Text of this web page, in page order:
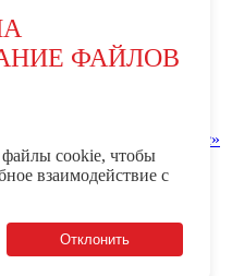
Российской
Федерации
уровня «Кузбасс»
VK -
России
ФАЙЛОВ
файлы cookie, чтобы
взаимодействие с
Отклонить